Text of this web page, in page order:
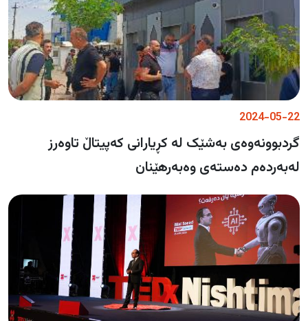
2024-05-22
گردبوونەوەی بەشێک لە کڕیارانی کەپیتاڵ تاوەرز
لەبەردەم دەستەی وەبەرهێنان